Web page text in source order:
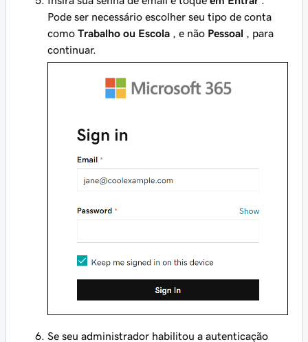
Pode ser necessário escolher seu tipo de conta
como Trabalho ou Escola , e não Pessoal , para
continuar.
Se seu administrador habilitou a autenticação